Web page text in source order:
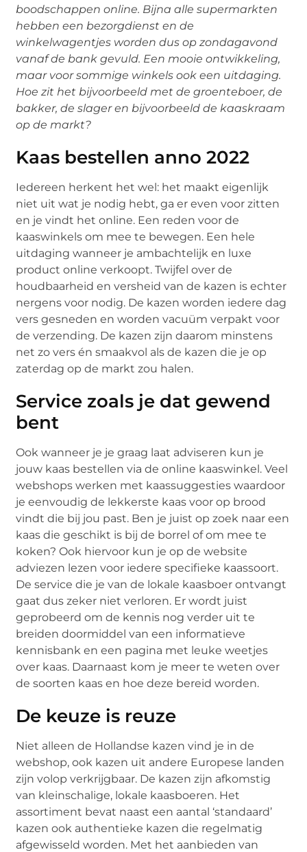
boodschappen online. Bijna alle supermarkten
hebben een bezorgdienst en de
winkelwagentjes worden dus op zondagavond
vanaf de bank gevuld. Een mooie ontwikkeling,
maar voor sommige winkels ook een uitdaging.
Hoe zit het bijvoorbeeld met de groenteboer, de
bakker, de slager en bijvoorbeeld de kaaskraam
op de markt?
Kaas bestellen anno 2022
Iedereen herkent het wel: het maakt eigenlijk
niet uit wat je nodig hebt, ga er even voor zitten
en je vindt het online. Een reden voor de
kaaswinkels om mee te bewegen. Een hele
uitdaging wanneer je ambachtelijk en luxe
product online verkoopt. Twijfel over de
houdbaarheid en versheid van de kazen is echter
nergens voor nodig. De kazen worden iedere dag
vers gesneden en worden vacuüm verpakt voor
de verzending. De kazen zijn daarom minstens
net zo vers én smaakvol als de kazen die je op
zaterdag op de markt zou halen.
Service zoals je dat gewend
bent
Ook wanneer je je graag laat adviseren kun je
jouw kaas bestellen via de online kaaswinkel. Veel
webshops werken met kaassuggesties waardoor
je eenvoudig de lekkerste kaas voor op brood
vindt die bij jou past. Ben je juist op zoek naar een
kaas die geschikt is bij de borrel of om mee te
koken? Ook hiervoor kun je op de website
adviezen lezen voor iedere specifieke kaassoort.
De service die je van de lokale kaasboer ontvangt
gaat dus zeker niet verloren. Er wordt juist
geprobeerd om de kennis nog verder uit te
breiden doormiddel van een informatieve
kennisbank en een pagina met leuke weetjes
over kaas. Daarnaast kom je meer te weten over
de soorten kaas en hoe deze bereid worden.
De keuze is reuze
Niet alleen de Hollandse kazen vind je in de
webshop, ook kazen uit andere Europese landen
zijn volop verkrijgbaar. De kazen zijn afkomstig
van kleinschalige, lokale kaasboeren. Het
assortiment bevat naast een aantal ‘standaard’
kazen ook authentieke kazen die regelmatig
afgewisseld worden. Met het aanbieden van